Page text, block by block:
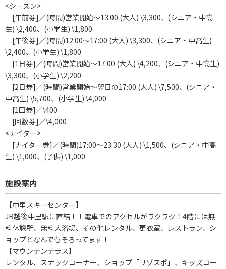
<シーズン>
[午前券]／(時間)営業開始～13:00 (大人) \3,300、(シニア・中高
生) \2,400、(小学生) \1,800
[午後券]／(時間)12:00～17:00 (大人) \3,300、(シニア・中高生)
\2,400、(小学生) \1,800
[1日券]／(時間)営業開始～17:00 (大人) \4,200、(シニア・中高生)
\3,300、(小学生) \2,200
[2日券]／(時間)営業開始～翌日の17:00 (大人) \7,500、(シニア・
中高生) \5,700、(小学生) \4,000
[1回券]／\400
[回数券]／\4,000
<ナイター>
[ナイター券]／(時間)17:00～23:30 (大人) \1,500、(シニア・中高
生) \1,000、(子供) \1,000
施設案内
【中里スキーセンター】
JR越後中里駅に直結！！電車でのアクセルがラクラク！4階には無
料休憩所、無料大浴場、その他レンタル、更衣室、レストラン、シ
ョップとなんでもそろってます！
【マウンテンテラス】
レンタル、スナックコーナー、ショップ「リゾスポ」、キッズコー